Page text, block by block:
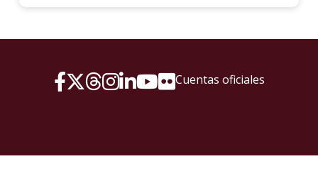
Cuentas oficiales